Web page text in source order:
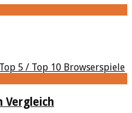
Vergleich